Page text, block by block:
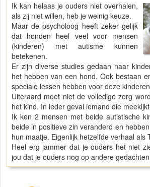
Ik kan helaas je ouders niet overhalen,
als zij niet willen, heb je weinig keuze.
Maar de psycholoog heeft zeker gelijk
dat honden heel veel voor mensen
(kinderen) met autisme kunnen
betekenen.
Er zijn diverse studies gedaan naar
het hebben van een hond. Ook bestaan
speciale lessen hebben voor deze
Uiteraard moet niet de volledige zorg
het kind. In ieder geval iemand die
Ik ken 2 mensen met beide autistische
beide in positieve zin veranderd en
hun maatje. Eigenlijk hetzelfde verhaal als
Heel erg jammer dat je ouders het niet
jou dat je ouders nog op andere